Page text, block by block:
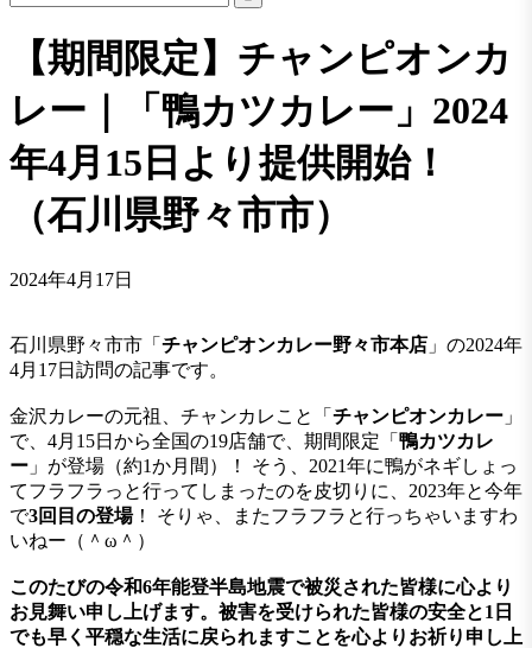
【期間限定】チャンピオンカ
レー｜「鴨カツカレー」2024
年4月15日より提供開始！
（石川県野々市市）
2024年4月17日
石川県野々市市「 チャンピオンカレー野々市本店 」の2024年
4月17日訪問の記事です。
金沢カレーの元祖、チャンカレこと「 チャンピオンカレー 」
で、4月15日から全国の19店舗で、期間限定「 鴨カツカレ
ー 」が登場（約1か月間）！ そう、2021年に鴨がネギしょっ
てフラフラっと行ってしまったのを皮切りに、2023年と今年
で3回目の登場！ そりゃ、またフラフラと行っちゃいますわ
いねー（＾ω＾）
このたびの令和6年能登半島地震で被災された皆様に心より
お見舞い申し上げます。被害を受けられた皆様の安全と1日
でも早く平穏な生活に戻られますことを心よりお祈り申し上